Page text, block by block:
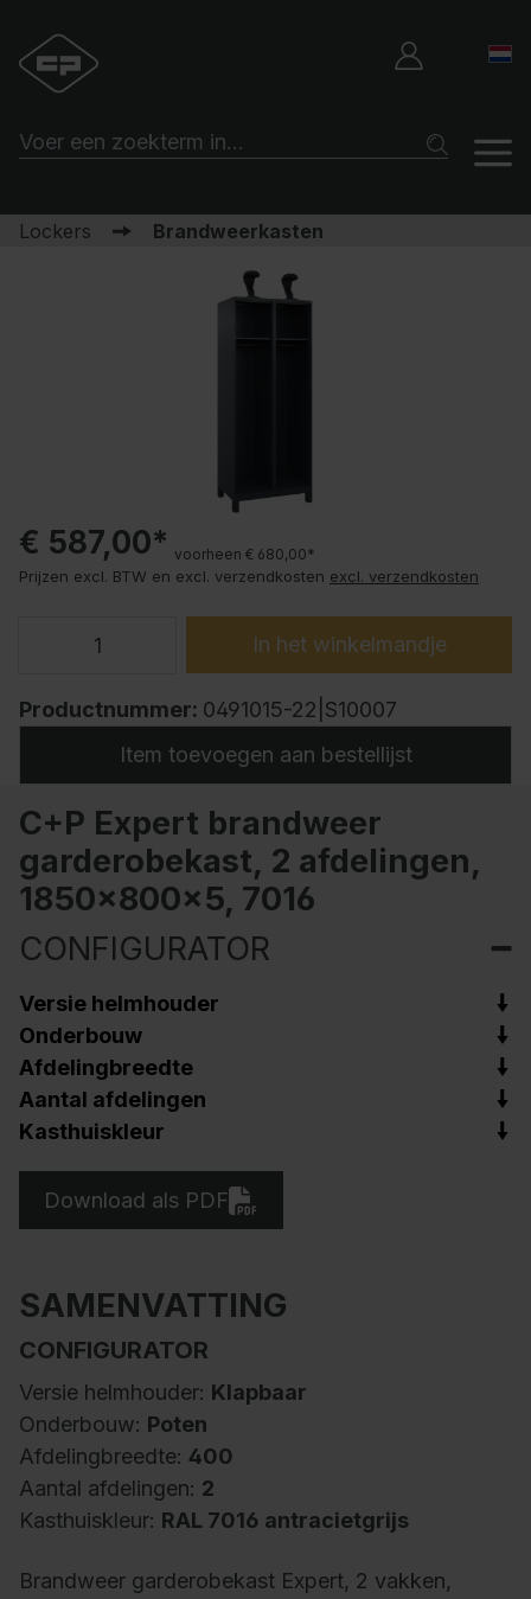
Lockers Brandweerkasten
€ 587,00* voorheen € 680,00*
Prijzen excl. BTW en excl. verzendkosten excl. verzendkosten
In het winkelmandje
Productnummer: 0491015-22|S10007
Item toevoegen aan bestellijst
C+P Expert brandweer
garderobekast, 2 afdelingen,
1850x800x5, 7016
CONFIGURATOR
Versie helmhouder
Onderbouw
Afdelingbreedte
Aantal afdelingen
Kasthuiskleur
Download als PDF
SAMENVATTING
CONFIGURATOR
Versie helmhouder: Klapbaar
Onderbouw: Poten
Afdelingbreedte: 400
Aantal afdelingen: 2
Kasthuiskleur: RAL 7016 antracietgrijs
Brandweer garderobekast Expert, 2 vakken,